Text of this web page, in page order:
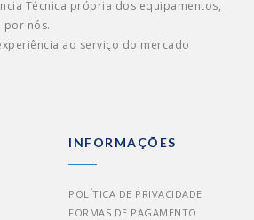
Técnica própria dos equipamentos,
por nós.
ao serviço do mercado
INFORMAÇÕES
POLÍTICA DE PRIVACIDADE
FORMAS DE PAGAMENTO